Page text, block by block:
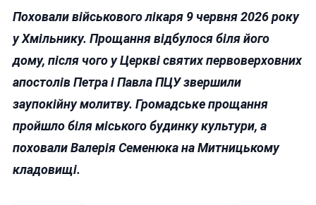
Поховали військового лікаря 9 червня 2026 року
у Хмільнику. Прощання відбулося біля його
дому, після чого у Церкві святих первоверховних
апостолів Петра і Павла ПЦУ звершили
заупокійну молитву. Громадське прощання
пройшло біля міського будинку культури, а
поховали Валерія Семенюка на Митницькому
кладовищі.